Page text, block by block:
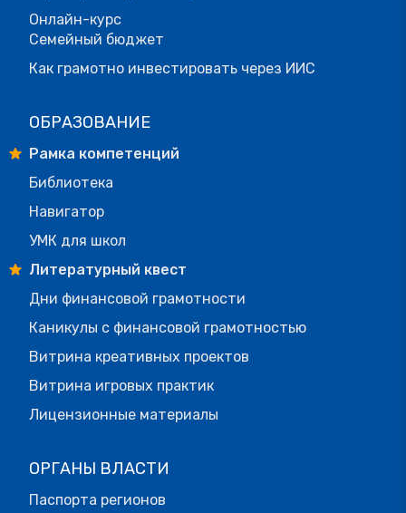
Онлайн-курс
Семейный бюджет
Как грамотно инвестировать через ИИС
ОБРАЗОВАНИЕ
Рамка компетенций
Библиотека
Навигатор
УМК для школ
Литературный квест
Дни финансовой грамотности
Каникулы с финансовой грамотностью
Витрина креативных проектов
Витрина игровых практик
Лицензионные материалы
ОРГАНЫ ВЛАСТИ
Паспорта регионов